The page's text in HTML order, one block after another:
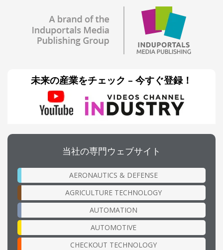
未来の産業をチェック – 今すぐ登録！
当社の専門ウェブサイト
AERONAUTICS & DEFENSE
AGRICULTURE TECHNOLOGY
AUTOMATION
AUTOMOTIVE
CHECKOUT TECHNOLOGY